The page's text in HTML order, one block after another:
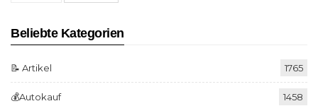
Beliebte Kategorien
📝 Artikel 1765
💰Autokauf 1458